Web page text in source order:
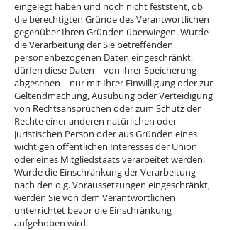
eingelegt haben und noch nicht feststeht, ob
die berechtigten Gründe des Verantwortlichen
gegenüber Ihren Gründen überwiegen. Wurde
die Verarbeitung der Sie betreffenden
personenbezogenen Daten eingeschränkt,
dürfen diese Daten – von ihrer Speicherung
abgesehen – nur mit Ihrer Einwilligung oder zur
Geltendmachung, Ausübung oder Verteidigung
von Rechtsansprüchen oder zum Schutz der
Rechte einer anderen natürlichen oder
juristischen Person oder aus Gründen eines
wichtigen öffentlichen Interesses der Union
oder eines Mitgliedstaats verarbeitet werden.
Wurde die Einschränkung der Verarbeitung
nach den o.g. Voraussetzungen eingeschränkt,
werden Sie von dem Verantwortlichen
unterrichtet bevor die Einschränkung
aufgehoben wird.